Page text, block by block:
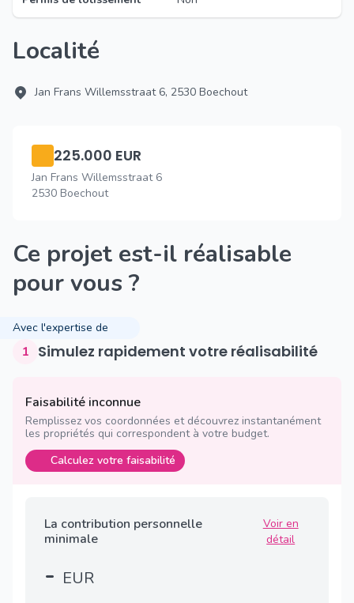
Localité
Jan Frans Willemsstraat 6, 2530 Boechout
225.000 EUR
Jan Frans Willemsstraat 6
2530 Boechout
Ce projet est-il réalisable
pour vous ?
Avec l'expertise de
1 Simulez rapidement votre réalisabilité
Faisabilité inconnue
Remplissez vos coordonnées et découvrez instantanément
les propriétés qui correspondent à votre budget.
Calculez votre faisabilité
La contribution personnelle
minimale
Voir en
détail
- EUR